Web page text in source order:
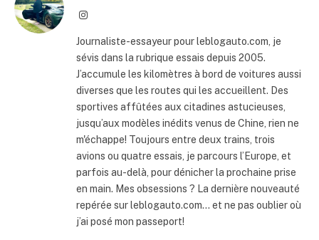
Instagram
Journaliste-essayeur pour leblogauto.com, je
sévis dans la rubrique essais depuis 2005.
J’accumule les kilomètres à bord de voitures aussi
diverses que les routes qui les accueillent. Des
sportives affûtées aux citadines astucieuses,
jusqu’aux modèles inédits venus de Chine, rien ne
m'échappe! Toujours entre deux trains, trois
avions ou quatre essais, je parcours l’Europe, et
parfois au-delà, pour dénicher la prochaine prise
en main. Mes obsessions ? La dernière nouveauté
repérée sur leblogauto.com… et ne pas oublier où
j’ai posé mon passeport!